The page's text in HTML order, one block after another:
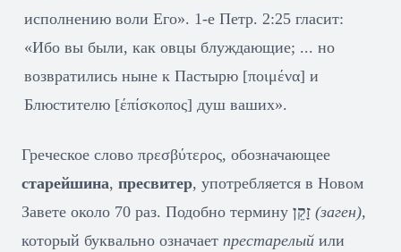
исполнению воли Его». 1-е Петр. 2:25 гласит:
«Ибо вы были, как овцы блуждающие; ... но
возвратились ныне к Пастырю [ποιμένα] и
Блюстителю [έπίσκοπος] душ ваших».
Греческое слово πρεσβύτερος, обозначающее
старейшина, пресвитер, употребляется в Новом
Завете около 70 раз. Подобно термину זָקֵן (заген),
который буквально означает престарелый или